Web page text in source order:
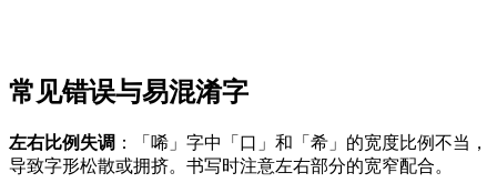
常见错误与易混淆字
左右比例失调 ：「唏」字中「口」和「希」的宽度比例不当，
导致字形松散或拥挤。书写时注意左右部分的宽窄配合。